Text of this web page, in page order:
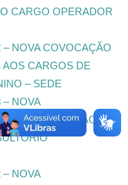
CARGO OPERADOR
– NOVA COVOCAÇÃO
AOS CARGOS DE
– SEDE
– NOVA
CANDIDATOS AO
– NOVA